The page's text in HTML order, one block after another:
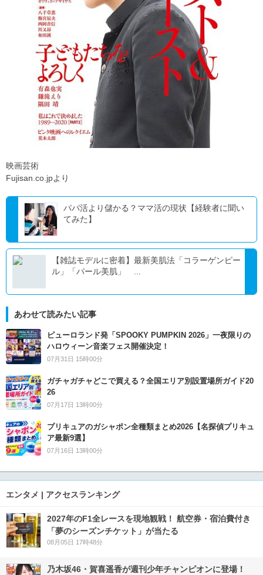
映画芸術
Fujisan.co.jpより
パパ活より儲かる？ママ活の現状【経験者に聞い
てみた】
【雑誌モデルに密着】最新美肌法「コラーゲンピー
ル」「パール美肌」 ...
あわせて読みたい記事
ピューロランド発「SPOOKY PUMPKIN 2026」一夜限りの
ハロウィーン音楽フェス開催決定！
07月31日 15時00分
ガチャガチャどこで買える？全国エリア別設置場所ガイド20
26
07月17日 13時00分
プリキュアのガシャポン全種類まとめ2026【名探偵プリキュ
ア最新9選】
07月16日 13時00分
エンタメ | アクセスランキング
2027年のF1全レースを現地観戦！ 航空券・宿泊費付き
「夢のシーズンチケット」が当たる
08月05日 17時48分
乃木坂46・賀喜遥香が週刊少年チャンピオンに登場！